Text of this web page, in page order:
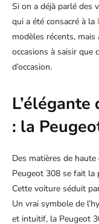
Si on a déjà parlé des
qui a été consacré à la
modèles récents,
occasions à saisir que
d’occasion.
: la
Des matières de
Peugeot 308 se fait la
Cette voiture séduit
Un vrai symbole de
et intuitif, la Peugeot